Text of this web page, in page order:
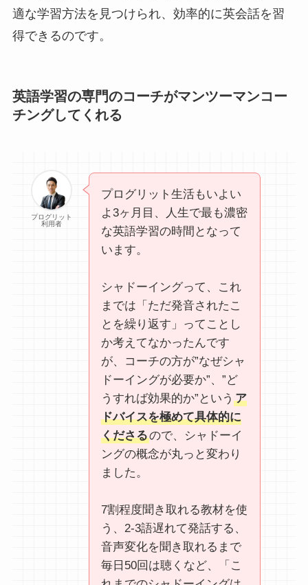
適な学習方法を見つけられ、効率的に英会話を習
得できるのです。
英語学習の専門のコーチがマンツーマンコー
チングしてくれる
プログリット
利用者
プログリット生活もいよい
よ3ヶ月目、人生で最も濃密
な英語学習の時間となって
います。
シャドーイングって、これ
までは「ただ発音されたこ
とを繰り返す」ってことし
か考えてなかったんです
が、コーチの方が”なぜシャ
ドーイングが必要か”、”ど
うすれば効果的か”という ア
ドバイスを極めて具体的に
くださるので、シャドーイ
ングの概念が丸っと変わり
ました。
7割程度聞き取れる教材を使
う、2-3語遅れて発話する、
音声変化を聞き取れるまで
毎日50回は聴くなど、「こ